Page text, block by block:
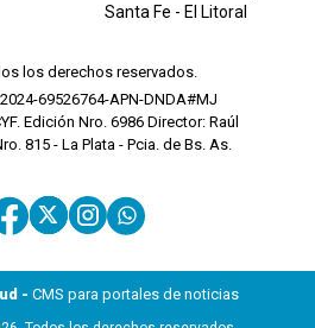
Santa Fe - El Litoral
los derechos reservados.
69526764-APN-DNDA#MJ
Edición Nro. 6986 Director: Raúl
815 - La Plata - Pcia. de Bs. As.
- CMS para portales de noticias